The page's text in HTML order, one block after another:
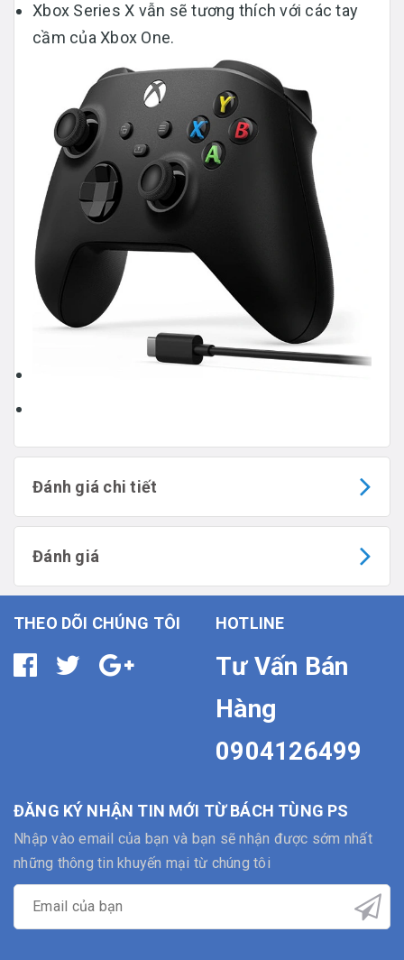
Xbox Series X vẫn sẽ tương thích với các tay
cầm của Xbox One.
Đánh giá chi tiết
Đánh giá
THEO DÕI CHÚNG TÔI HOTLINE
Tư Vấn Bán
Hàng
0904126499
ĐĂNG KÝ NHẬN TIN MỚI TỪ BÁCH TÙNG PS
Nhập vào email của bạn và bạn sẽ nhận được sớm nhất
những thông tin khuyến mại từ chúng tôi